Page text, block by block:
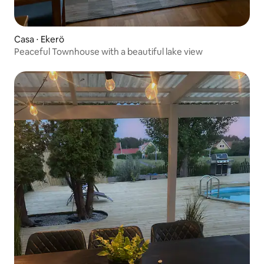
Casa ⋅ Ekerö
Peaceful Townhouse with a beautiful lake view